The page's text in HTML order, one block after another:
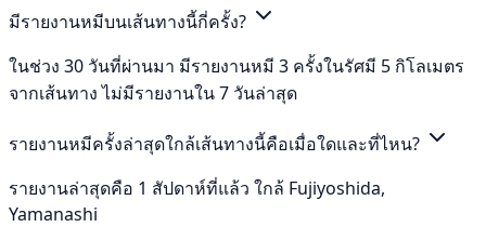
มีรายงานหมีบนเส้นทางนี้กี่ครั้ง?
ในช่วง 30 วันที่ผ่านมา มีรายงานหมี 3 ครั้งในรัศมี 5 กิโลเมตร
จากเส้นทาง ไม่มีรายงานใน 7 วันล่าสุด
รายงานหมีครั้งล่าสุดใกล้เส้นทางนี้คือเมื่อใดและที่ไหน?
รายงานล่าสุดคือ 1 สัปดาห์ที่แล้ว ใกล้ Fujiyoshida,
Yamanashi